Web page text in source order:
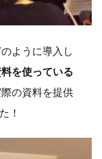
ように導入し
を使っている
の資料を提供
！